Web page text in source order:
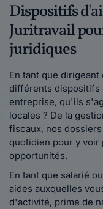
Dispositifs
Juritravail
juridiques
En tant que
différents dispositifs
entreprise, qu'ils
locales ? De la
fiscaux, nos
quotidien pour y
opportunités.
En tant que salarié
aides auxquelles
d'activité, prime de